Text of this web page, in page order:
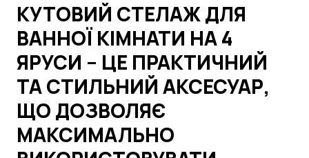
КУТОВИЙ СТЕЛАЖ ДЛЯ
ВАННОЇ КІМНАТИ НА 4
ЯРУСИ – ЦЕ ПРАКТИЧНИЙ
ТА СТИЛЬНИЙ АКСЕСУАР,
ЩО ДОЗВОЛЯЄ
МАКСИМАЛЬНО